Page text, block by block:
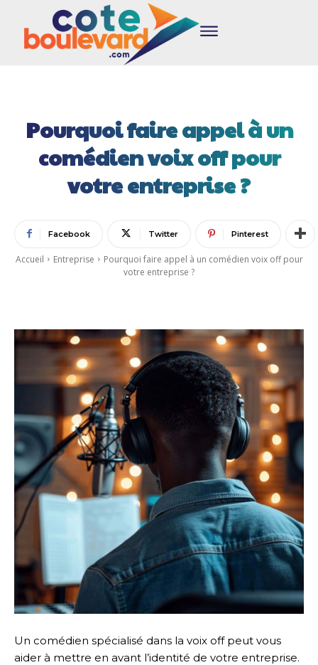
Pourquoi faire appel à un
comédien voix off pour
votre entreprise ?
Facebook Twitter Pinterest
Accueil Entreprise
Pourquoi faire appel à un comédien voix off pour
votre entreprise ?
Un comédien spécialisé dans la voix off peut vous
aider à mettre en avant l’identité de votre entreprise.